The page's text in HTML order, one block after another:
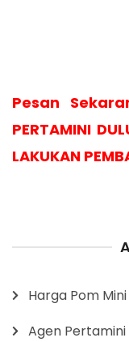
Pesan
PERTAMINI
LAKUKAN
Harga Pom
Agen